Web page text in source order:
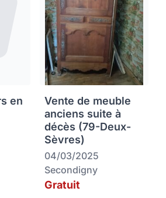
en
Vente de meuble
anciens suite à
décès (79-Deux-
Sèvres)
04/03/2025
Secondigny
Gratuit